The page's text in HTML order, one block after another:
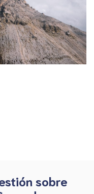
sobre